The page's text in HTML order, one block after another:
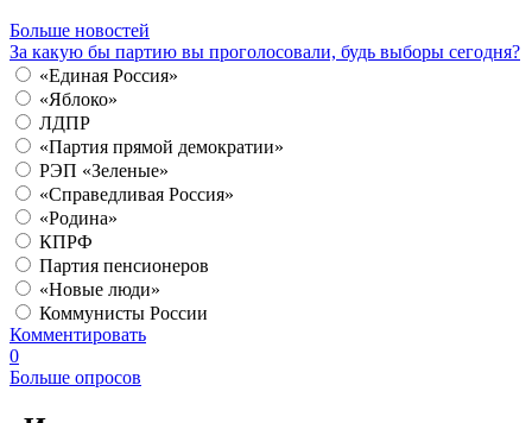
Больше новостей
За какую бы партию вы проголосовали, будь выборы сегодня?
«Единая Россия»
«Яблоко»
ЛДПР
«Партия прямой демократии»
РЭП «Зеленые»
«Справедливая Россия»
«Родина»
КПРФ
Партия пенсионеров
«Новые люди»
Коммунисты России
Комментировать
0
Больше опросов